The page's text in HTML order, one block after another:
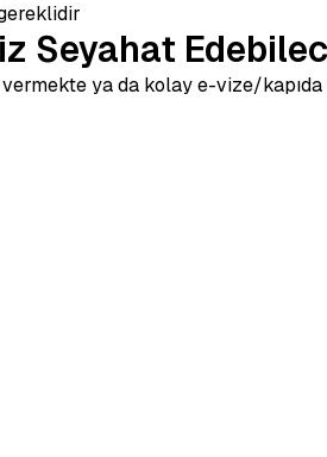
Seyahat
ya da kolay e-vize/kapıda